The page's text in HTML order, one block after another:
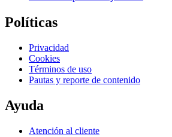
Políticas
Privacidad
Cookies
Términos de uso
Pautas y reporte de contenido
Ayuda
Atención al cliente